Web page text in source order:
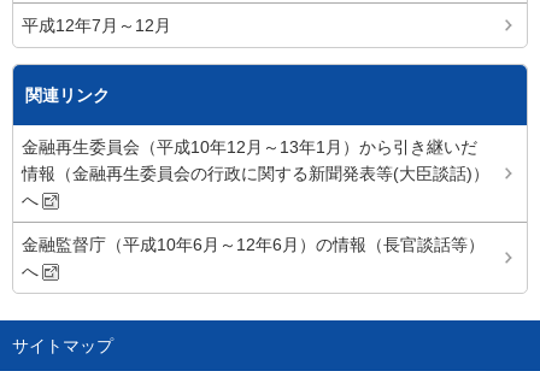
平成12年7月～12月
関連リンク
金融再生委員会（平成10年12月～13年1月）から引き継いだ
情報（金融再生委員会の行政に関する新聞発表等(大臣談話)）
へ
金融監督庁（平成10年6月～12年6月）の情報（長官談話等）
へ
サイトマップ